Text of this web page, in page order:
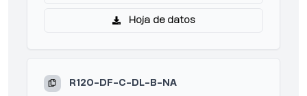
Hoja de datos
R120-DF-C-DL-B-NA